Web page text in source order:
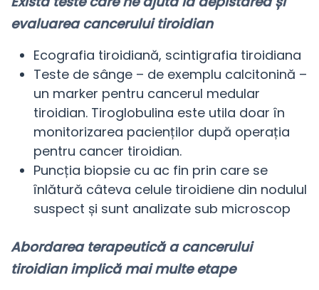
evaluarea cancerului tiroidian
Ecografia tiroidiană, scintigrafia tiroidiana
Teste de sânge – de exemplu calcitonină –
un marker pentru cancerul medular
tiroidian. Tiroglobulina este utila doar în
monitorizarea pacienților după operația
pentru cancer tiroidian.
Puncția biopsie cu ac fin prin care se
înlătură câteva celule tiroidiene din nodulul
suspect și sunt analizate sub microscop
Abordarea terapeutică a cancerului
tiroidian implică mai multe etape